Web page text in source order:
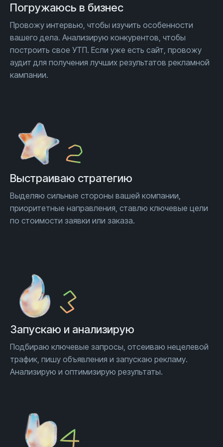
Погружаюсь в бизнес
Провожу интервью, чтобы изучить особенности
вашего дела. Анализирую конкурентов, чтобы
построить свое УТП. Если уже есть сайт, провожу
аудит для получения лучших результатов рекламной
кампании.
Выстраиваю стратегию
Выделяю сильные стороны вашей компании,
приоритетные направления, ставлю ключевые цели
по стоимости заявки или заказа.
Запускаю и анализирую
Подбираю ключевые запросы, отсеиваю нецелевой
трафик, пишу объявления и запускаю рекламу.
Анализирую и оптимизирую результаты.